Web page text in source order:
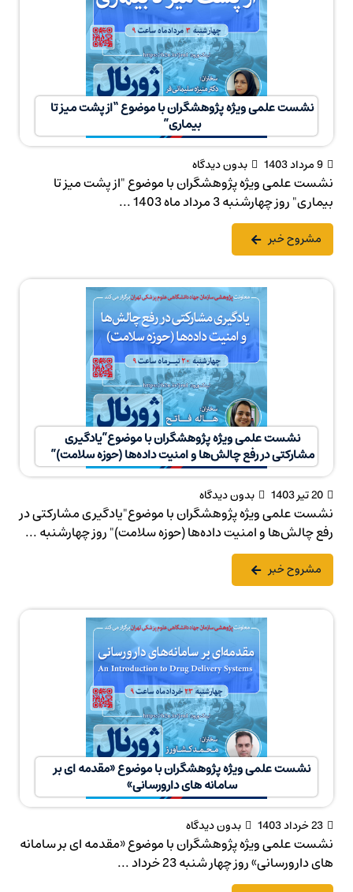
نشست علمی ویژه پژوهشگران با موضوع “از پشت میز تا
بیماری”
9 مرداد 1403 بدون دیدگاه
نشست علمی ویژه پژوهشگران با موضوع "از پشت میز تا
بیماری" روز چهارشنبه 3 مرداد ماه 1403 ...
مشروح خبر
نشست علمی ویژه پژوهشگران با موضوع”یادگیری
مشارکتی در رفع چالش‌ها و امنیت داده‌ها (حوزه سلامت)”
20 تیر 1403 بدون دیدگاه
نشست علمی ویژه پژوهشگران با موضوع"یادگیری مشارکتی در
رفع چالش‌ها و امنیت داده‌ها (حوزه سلامت)" روز چهارشنبه ...
مشروح خبر
نشست علمی ویژه پژوهشگران با موضوع «مقدمه ای بر
سامانه های دارورسانی»
23 خرداد 1403 بدون دیدگاه
نشست علمی ویژه پژوهشگران با موضوع «مقدمه ای بر سامانه
های دارورسانی» روز چهار شنبه 23 خرداد ...